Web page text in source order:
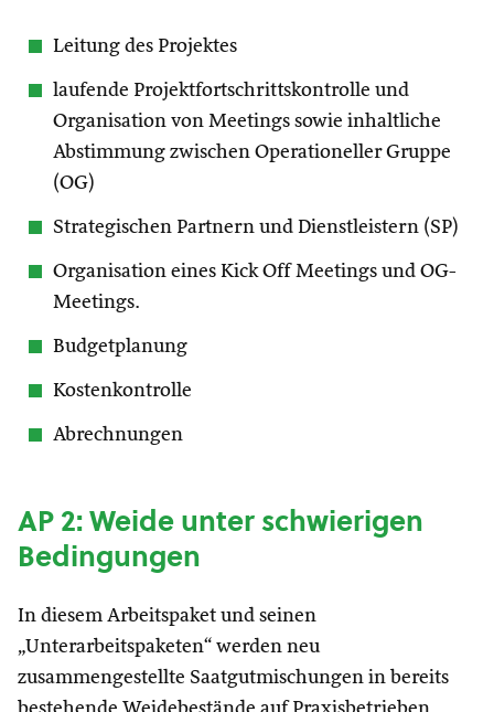
Leitung des Projektes
laufende Projektfortschrittskontrolle und
Organisation von Meetings sowie inhaltliche
Abstimmung zwischen Operationeller Gruppe
(OG)
Strategischen Partnern und Dienstleistern (SP)
Organisation eines Kick Off Meetings und OG-
Meetings.
Budgetplanung
Kostenkontrolle
Abrechnungen
AP 2: Weide unter schwierigen
Bedingungen
In diesem Arbeitspaket und seinen
„Unterarbeitspaketen“ werden neu
zusammengestellte Saatgutmischungen in bereits